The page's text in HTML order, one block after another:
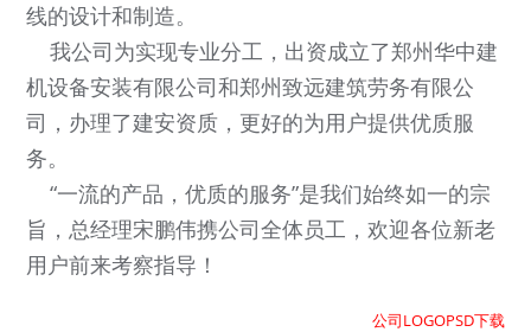
线的设计和制造。
我公司为实现专业分工，出资成立了郑州华中建
机设备安装有限公司和郑州致远建筑劳务有限公
司，办理了建安资质，更好的为用户提供优质服
务。
“一流的产品，优质的服务”是我们始终如一的宗
旨，总经理宋鹏伟携公司全体员工，欢迎各位新老
用户前来考察指导！
公司LOGOPSD下载